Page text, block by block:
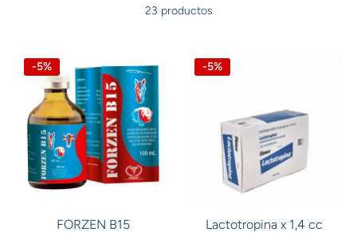
23 productos
-5%
FORZEN B15
-5%
Lactotropina x 1,4 cc